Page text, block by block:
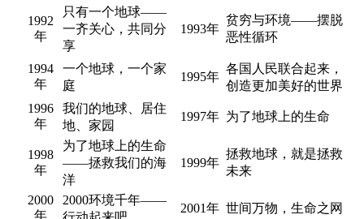
1992
年
只有一个地球——
一齐关心，共同分
享
1993年
贫穷与环境——摆脱
恶性循环
1994
年
一个地球，一个家
庭
1995年
各国人民联合起来，
创造更加美好的世界
1996
年
我们的地球、居住
地、家园
1997年 为了地球上的生命
1998
年
为了地球上的生命
——拯救我们的海
洋
1999年
拯救地球，就是拯救
未来
2000
年
2000环境千年——
2001年 世间万物，生命之网